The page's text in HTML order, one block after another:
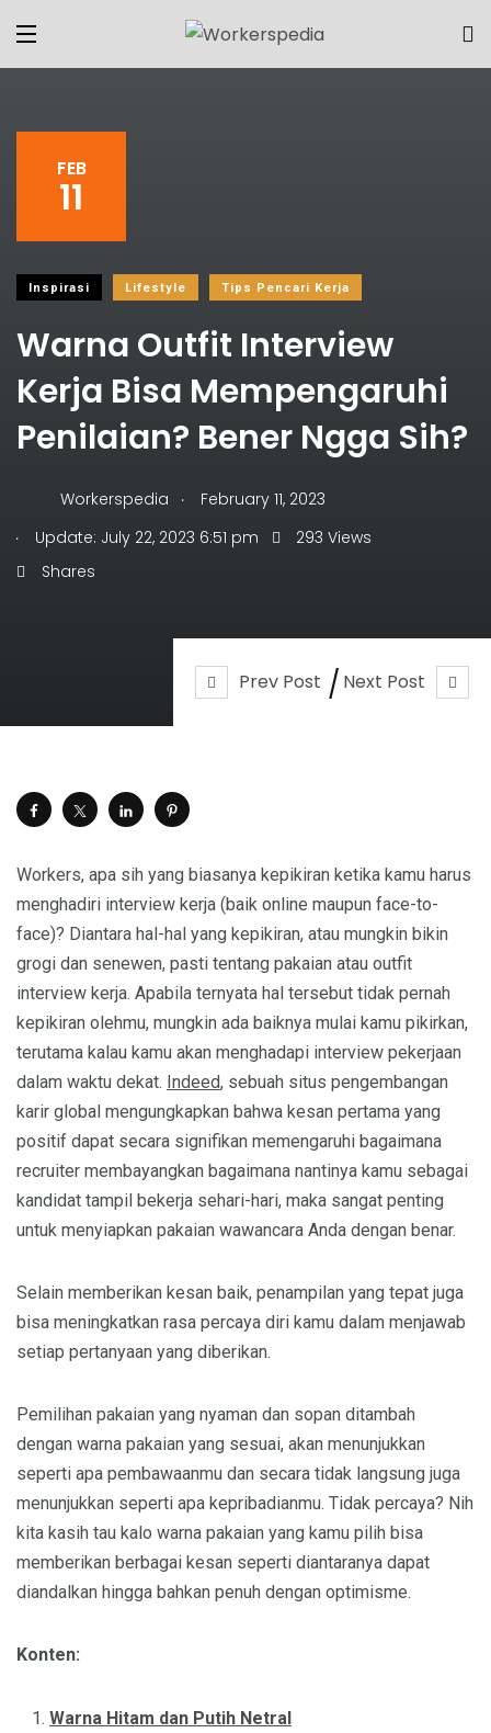
Prev Post Next Post
FEB
11
Inspirasi Lifestyle Tips Pencari Kerja
Warna Outfit Interview
Kerja Bisa Mempengaruhi
Penilaian? Bener Ngga Sih?
Workerspedia .
February 11, 2023
.
Update: July 22, 2023 6:51 pm
293 Views
Shares
Workers, apa sih yang biasanya kepikiran ketika kamu harus
menghadiri interview kerja (baik online maupun face-to-
face)? Diantara hal-hal yang kepikiran, atau mungkin bikin
grogi dan senewen, pasti tentang pakaian atau outfit
interview kerja. Apabila ternyata hal tersebut tidak pernah
kepikiran olehmu, mungkin ada baiknya mulai kamu pikirkan,
terutama kalau kamu akan menghadapi interview pekerjaan
dalam waktu dekat. Indeed, sebuah situs pengembangan
karir global mengungkapkan bahwa kesan pertama yang
positif dapat secara signifikan memengaruhi bagaimana
recruiter membayangkan bagaimana nantinya kamu sebagai
kandidat tampil bekerja sehari-hari, maka sangat penting
untuk menyiapkan pakaian wawancara Anda dengan benar.
Selain memberikan kesan baik, penampilan yang tepat juga
bisa meningkatkan rasa percaya diri kamu dalam menjawab
setiap pertanyaan yang diberikan.
Pemilihan pakaian yang nyaman dan sopan ditambah
dengan warna pakaian yang sesuai, akan menunjukkan
seperti apa pembawaanmu dan secara tidak langsung juga
menunjukkan seperti apa kepribadianmu. Tidak percaya? Nih
kita kasih tau kalo warna pakaian yang kamu pilih bisa
memberikan berbagai kesan seperti diantaranya dapat
diandalkan hingga bahkan penuh dengan optimisme.
Konten:
Warna Hitam dan Putih Netral